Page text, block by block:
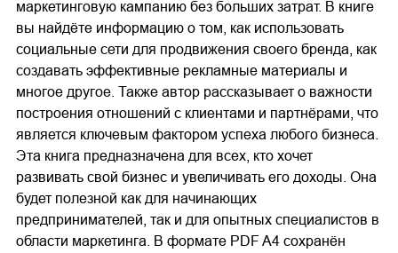
маркетинговую кампанию без больших затрат. В книге
вы найдёте информацию о том, как использовать
социальные сети для продвижения своего бренда, как
создавать эффективные рекламные материалы и
многое другое. Также автор рассказывает о важности
построения отношений с клиентами и партнёрами, что
является ключевым фактором успеха любого бизнеса.
Эта книга предназначена для всех, кто хочет
развивать свой бизнес и увеличивать его доходы. Она
будет полезной как для начинающих
предпринимателей, так и для опытных специалистов в
области маркетинга. В формате PDF A4 сохранён